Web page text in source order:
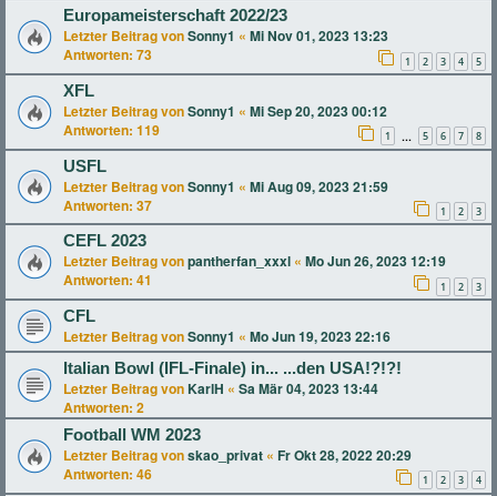
Europameisterschaft 2022/23
Letzter Beitrag vonSonny1 « Mi Nov 01, 2023 13:23
Antworten: 73 1 2 3 4 5
XFL
Letzter Beitrag vonSonny1 « Mi Sep 20, 2023 00:12
Antworten: 119 1 … 5 6 7 8
USFL
Letzter Beitrag vonSonny1 « Mi Aug 09, 2023 21:59
Antworten: 37 1 2 3
CEFL 2023
Letzter Beitrag vonpantherfan_xxxl « Mo Jun 26, 2023 12:19
Antworten: 41 1 2 3
CFL
Letzter Beitrag vonSonny1 « Mo Jun 19, 2023 22:16
Italian Bowl (IFL-Finale) in... ...den USA!?!?!
Letzter Beitrag von KarlH « Sa Mär 04, 2023 13:44
Antworten: 2
Football WM 2023
Letzter Beitrag vonskao_privat « Fr Okt 28, 2022 20:29
Antworten: 46 1 2 3 4